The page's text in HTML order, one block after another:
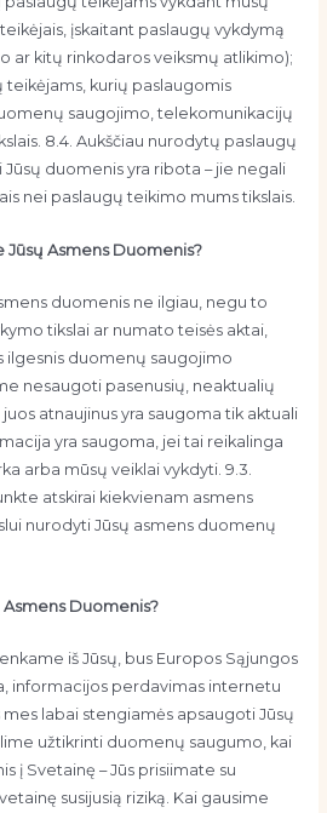
įskaitant paslaugų vykdymą
ar kitų rinkodaros veiksmų atlikimo);
teikėjams, kurių paslaugomis
saugojimo, telekomunikacijų
8.4. Aukščiau nurodytų paslaugų
duomenis yra ribota – jie negali
nei paslaugų teikimo mums tikslais.
Jūsų Asmens Duomenis?
duomenis ne ilgiau, negu to
tikslai ar numato teisės aktai,
ilgesnis duomenų saugojimo
nesaugoti pasenusių, neaktualių
atnaujinus yra saugoma tik aktuali
yra saugoma, jei tai reikalinga
arba mūsų veiklai vykdyti. 9.3.
atskirai kiekvienam asmens
nurodyti Jūsų asmens duomenų
Duomenis?
iš Jūsų, bus Europos Sąjungos
informacijos perdavimas internetu
mes labai stengiamės apsaugoti Jūsų
užtikrinti duomenų saugumo, kai
į Svetainę – Jūs prisiimate su
susijusią riziką. Kai gausime